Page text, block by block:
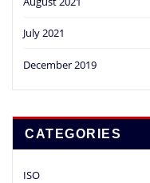
July 2021
December 2019
CATEGORIES
ISO